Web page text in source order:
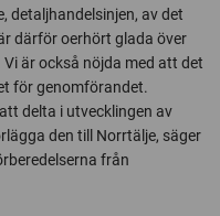
detaljhandelsinjen, av det
därför oerhört glada över
är också nöjda med att det
för genomförandet.
delta i utvecklingen av
den till Norrtälje, säger
från